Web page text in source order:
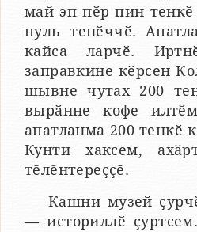
май эп пӗр пин тенкӗ
пуль тенӗччӗ.
кайса ларчӗ.
заправкине кӗрсен
шывне чутах 200
вырӑнне кофе
апатланма 200 тенкӗ
Кунти хаксем,
тӗлӗнтереҫҫӗ.
Кашни музей
— историллӗ